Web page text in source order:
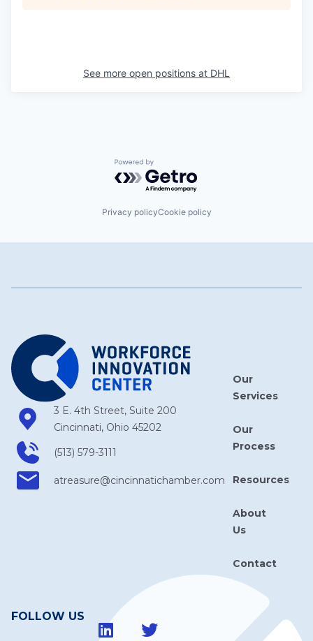
See more open positions at DHL
Powered by Getro.com
Privacy policyCookie policy
3 E. 4th Street, Suite 200
Cincinnati, Ohio 45202
(513) 579-3111
atreasure​@cincinnatichamber​.com
Our
Services
Our
Process
Resources
About
Us
Contact
FOLLOW US